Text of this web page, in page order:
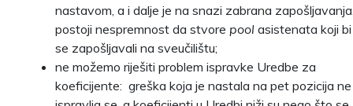
nastavom, a i dalje je na snazi zabrana
postoji nespremnost da stvore pool asistenata koji bi
se zapošljavali na sveučilištu;
ne možemo riješiti problem ispravke Uredbe za
koeficijente: ­ greška koja je nastala na pet pozicija ne